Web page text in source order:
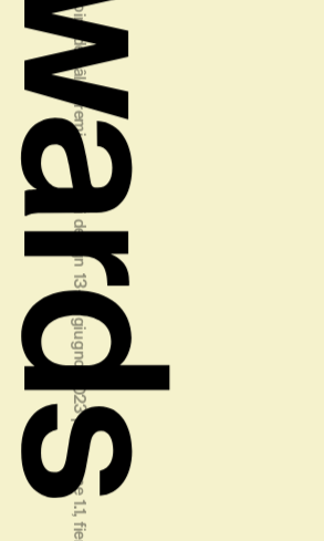
premi svizzeri di design 13‒18 giugno 2023 padiglione 1.1, fiera di basilea